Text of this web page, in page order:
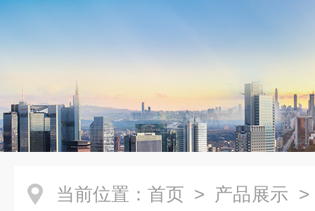
当前位置： 首页 > 产品展示